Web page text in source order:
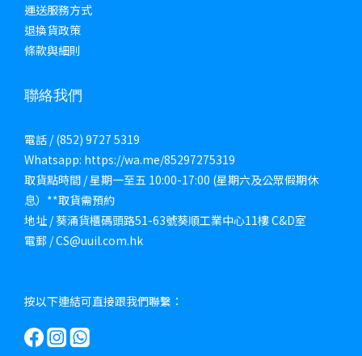
運送服務方式
退換貨政策
條款與細則
聯絡我們
電話 / (852) 9727 5319
Whatsapp: https://wa.me/85297275319
取貨點時間 / 星期一至五 10:00-17:00 (星期六及公眾假期休
息）**取貨需預約
地址 / 葵涌貨櫃碼頭路51-63號葵順工業中心11樓 C&D室
電郵 / CS@uuil.com.hk
按以下連結可直接跟我們聯繫：